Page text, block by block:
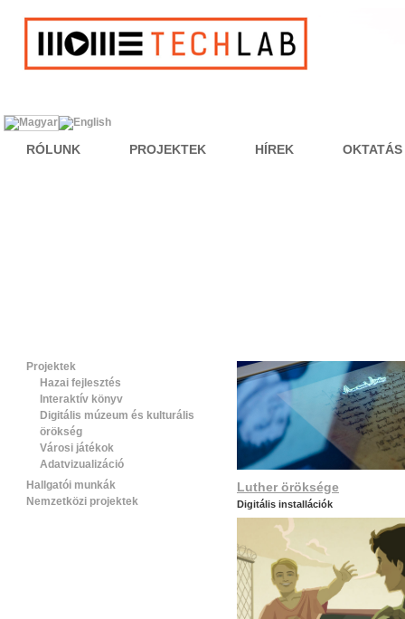
RÓLUNK PROJEKTEK HÍREK OKTATÁS
Projektek
Hazai fejlesztés
Interaktív könyv
Digitális múzeum és kulturális
örökség
Városi játékok
Adatvizualizáció
Hallgatói munkák
Nemzetközi projektek
Luther öröksége
Digitális installációk